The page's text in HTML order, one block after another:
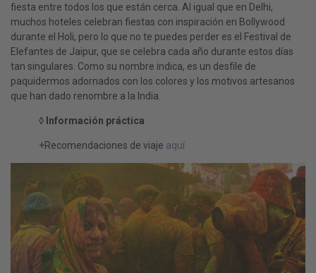
fiesta entre todos los que están cerca. Al igual que en Delhi,
muchos hoteles celebran fiestas con inspiración en Bollywood
durante el Holi, pero lo que no te puedes perder es el Festival de
Elefantes de Jaipur, que se celebra cada año durante estos días
tan singulares. Como su nombre indica, es un desfile de
paquidermos adornados con los colores y los motivos artesanos
que han dado renombre a la India.
◊ Información práctica
+Recomendaciones de viaje aquí